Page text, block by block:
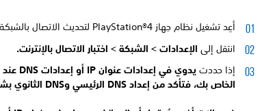
أعِد تشغيل نظام جهاز PlayStation®4 لتحديث الاتصال بالشبكة.
انتقل إلى الإعدادات > الشبكة > اختبار الاتصال بالإنترنت.
إذا حددت يدوي في إعدادات عنوان IP أو
الخاص بك، فتأكد من إعدادDNS الرئيسي و DNS الثانوي بشكل صحيح.